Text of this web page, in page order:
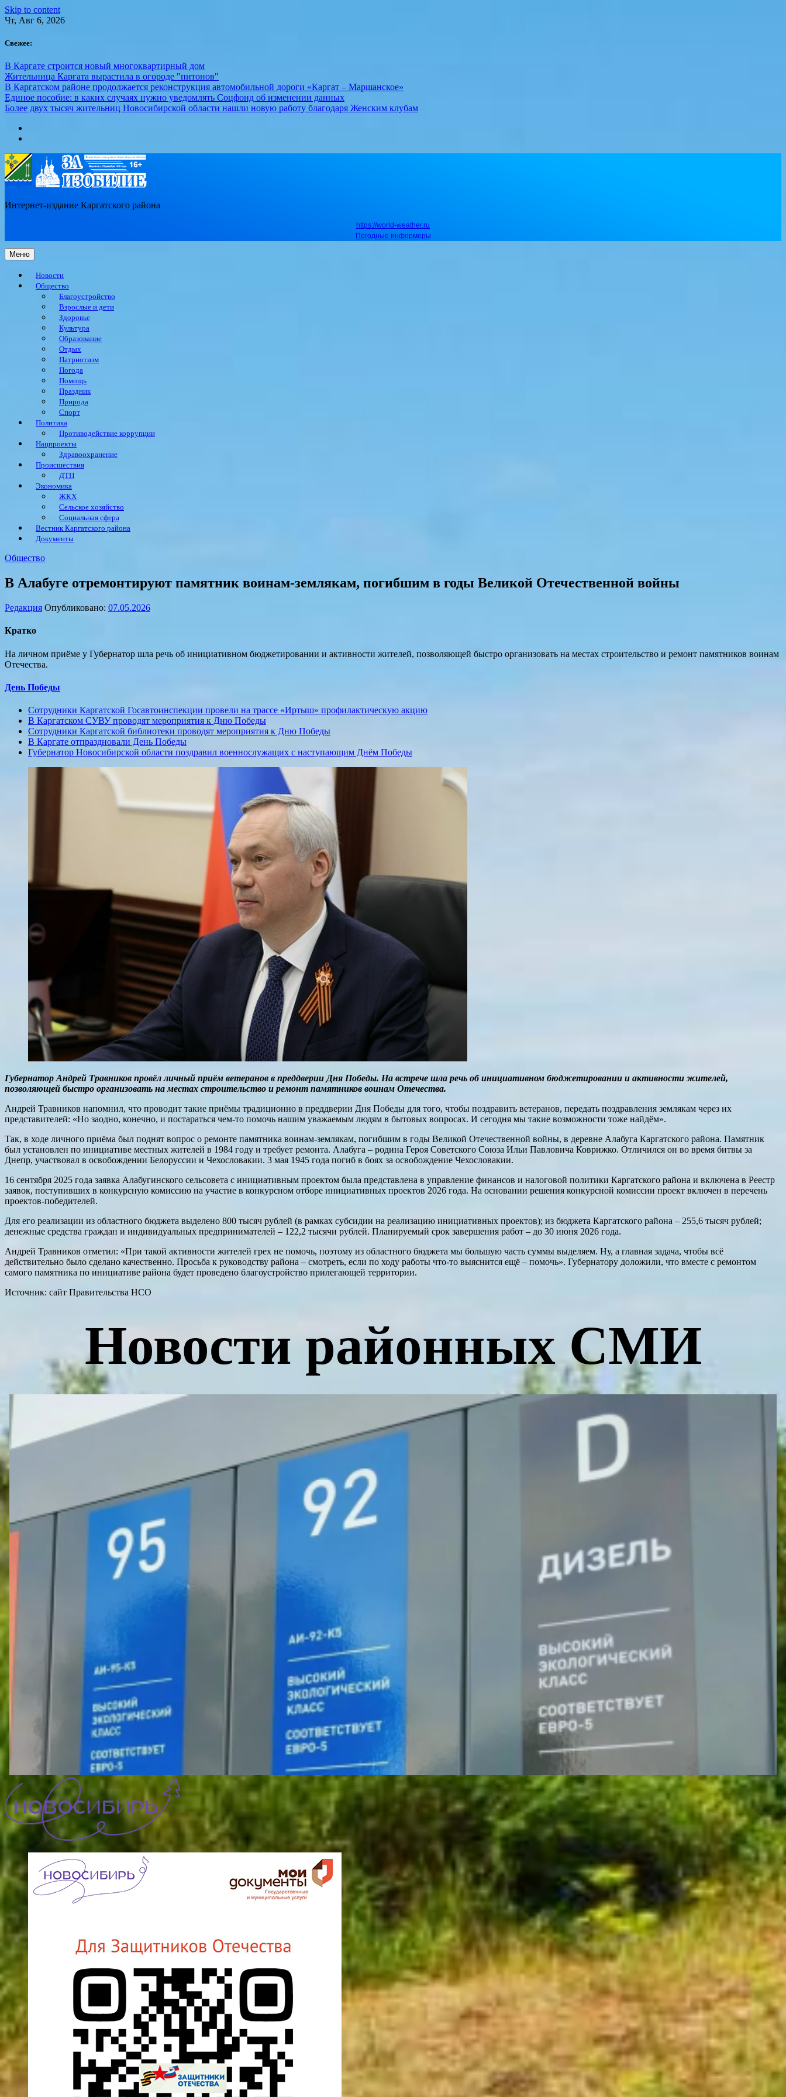
Skip to content
Чт, Авг 6, 2026
Свежее:
В Каргате строится новый многоквартирный дом
Жительница Каргата вырастила в огороде "питонов"
В Каргатском районе продолжается реконструкция автомобильной дороги «Каргат – Маршанское»
Единое пособие: в каких случаях нужно уведомлять Соцфонд об изменении данных
Более двух тысяч жительниц Новосибирской области нашли новую работу благодаря Женским клубам
Интернет-издание Каргатского района
https://world-weather.ru
Погодные информеры
Меню
Новости
Общество
Благоустройство
Взрослые и дети
Здоровье
Культура
Образование
Отдых
Патриотизм
Погода
Помощь
Праздник
Природа
Спорт
Политика
Противодействие коррупции
Нацпроекты
Здравоохранение
Происшествия
ДТП
Экономика
ЖКХ
Сельское хозяйство
Социальная сфера
Вестник Каргатского района
Документы
Общество
В Алабуге отремонтируют памятник воинам-землякам, погибшим в годы Великой Отечественной войны
Редакция Опубликовано: 07.05.2026
Кратко
На личном приёме у Губернатор шла речь об инициативном бюджетировании и активности жителей, позволяющей быстро организовать на местах строительство и ремонт памятников воинам
Отечества.
День Победы
Сотрудники Каргатской Госавтоинспекции провели на трассе «Иртыш» профилактическую акцию
В Каргатском СУВУ проводят мероприятия к Дню Победы
Сотрудники Каргатской библиотеки проводят мероприятия к Дню Победы
В Каргате отпраздновали День Победы
Губернатор Новосибирской области поздравил военнослужащих с наступающим Днём Победы
Губернатор Андрей Травников провёл личный приём ветеранов в преддверии Дня Победы. На встрече шла речь об инициативном бюджетировании и активности жителей,
позволяющей быстро организовать на местах строительство и ремонт памятников воинам Отечества.
Андрей Травников напомнил, что проводит такие приёмы традиционно в преддверии Дня Победы для того, чтобы поздравить ветеранов, передать поздравления землякам через их
представителей: «Но заодно, конечно, и постараться чем-то помочь нашим уважаемым людям в бытовых вопросах. И сегодня мы такие возможности тоже найдём».
Так, в ходе личного приёма был поднят вопрос о ремонте памятника воинам-землякам, погибшим в годы Великой Отечественной войны, в деревне Алабуга Каргатского района. Памятник
был установлен по инициативе местных жителей в 1984 году и требует ремонта. Алабуга – родина Героя Советского Союза Ильи Павловича Коврижко. Отличился он во время битвы за
Днепр, участвовал в освобождении Белоруссии и Чехословакии. 3 мая 1945 года погиб в боях за освобождение Чехословакии.
16 сентября 2025 года заявка Алабугинского сельсовета с инициативным проектом была представлена в управление финансов и налоговой политики Каргатского района и включена в Реестр
заявок, поступивших в конкурсную комиссию на участие в конкурсном отборе инициативных проектов 2026 года. На основании решения конкурсной комиссии проект включен в перечень
проектов-победителей.
Для его реализации из областного бюджета выделено 800 тысяч рублей (в рамках субсидии на реализацию инициативных проектов); из бюджета Каргатского района – 255,6 тысяч рублей;
денежные средства граждан и индивидуальных предпринимателей – 122,2 тысячи рублей. Планируемый срок завершения работ – до 30 июня 2026 года.
Андрей Травников отметил: «При такой активности жителей грех не помочь, поэтому из областного бюджета мы большую часть суммы выделяем. Ну, а главная задача, чтобы всё
действительно было сделано качественно. Просьба к руководству района – смотреть, если по ходу работы что-то выяснится ещё – помочь». Губернатору доложили, что вместе с ремонтом
самого памятника по инициативе района будет проведено благоустройство прилегающей территории.
Источник: сайт Правительства НСО